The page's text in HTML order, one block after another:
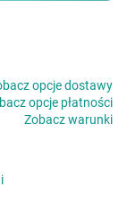
opcje dostawy
opcje płatności
Zobacz warunki